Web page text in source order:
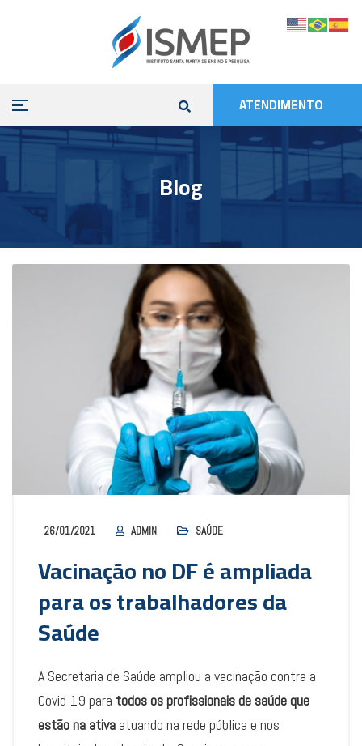
ATENDIMENTO
Blog
26/01/2021 ADMIN SAÚDE
Vacinação no DF é ampliada
para os trabalhadores da
Saúde
A Secretaria de Saúde ampliou a vacinação contra a
Covid-19 para todos os profissionais de saúde que
estão na ativa atuando na rede pública e nos